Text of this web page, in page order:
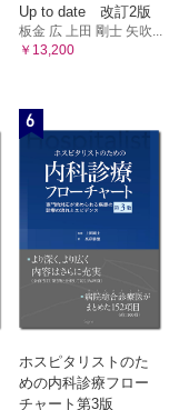
Up to date 改訂2版
板金 広 上田 剛士 矢吹...
￥13,200
6
ホスピタリストのた
めの内科診療フロー
チャート第3版